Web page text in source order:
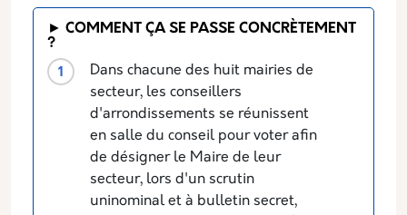
► COMMENT ÇA SE PASSE CONCRÈTEMENT
?
Dans chacune des huit mairies de
secteur, les conseillers
d'arrondissements se réunissent
en salle du conseil pour voter afin
de désigner le Maire de leur
secteur, lors d'un scrutin
uninominal et à bulletin secret,